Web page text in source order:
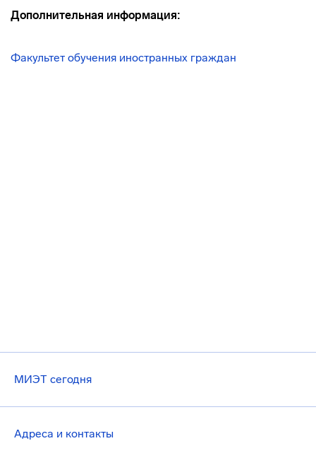
Дополнительная информация:
Факультет обучения иностранных граждан
МИЭТ сегодня
Адреса и контакты